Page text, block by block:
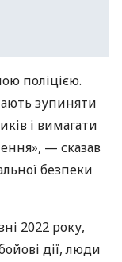
поліцією.
зупиняти
і вимагати
— сказав
безпеки
2022 року,
дії, люди